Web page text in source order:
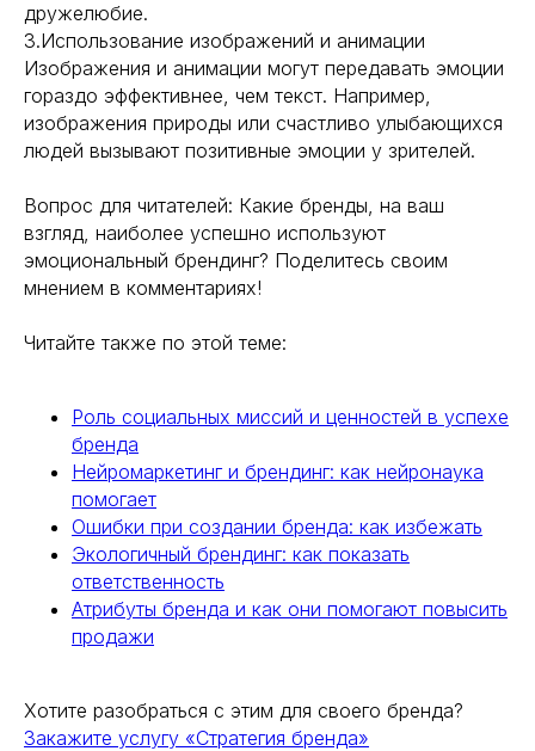
дружелюбие.
3.Использование изображений и анимации
Изображения и анимации могут передавать эмоции
гораздо эффективнее, чем текст. Например,
изображения природы или счастливо улыбающихся
людей вызывают позитивные эмоции у зрителей.
Вопрос для читателей: Какие бренды, на ваш
взгляд, наиболее успешно используют
эмоциональный брендинг? Поделитесь своим
мнением в комментариях!
Читайте также по этой теме:
Роль социальных миссий и ценностей в успехе
бренда
Нейромаркетинг и брендинг: как нейронаука
помогает
Ошибки при создании бренда: как избежать
Экологичный брендинг: как показать
ответственность
Атрибуты бренда и как они помогают повысить
продажи
Хотите разобраться с этим для своего бренда?
Закажите услугу «Стратегия бренда»